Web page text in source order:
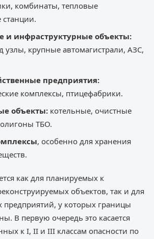
комбинаты, тепловые
станции.
и инфраструктурные объекты:
узлы, крупные автомагистрали, АЗС,
предприятия:
комплексы, птицефабрики.
объекты: котельные, очистные
ТБО.
, особенно для хранения
как для планируемых к
объектов, так и для
у которых границы
В первую очередь это касается
к I, II и III классам опасности по